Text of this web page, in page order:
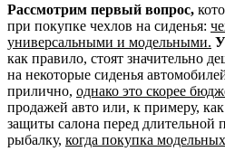
Рассмотрим первый вопрос,
при покупке чехлов на сиденья:
универсальными и модельными.
как правило, стоят значительно
на некоторые сиденья
прилично, однако это скорее
продажей авто или, к примеру,
защиты салона перед длительной
рыбалку, когда покупка